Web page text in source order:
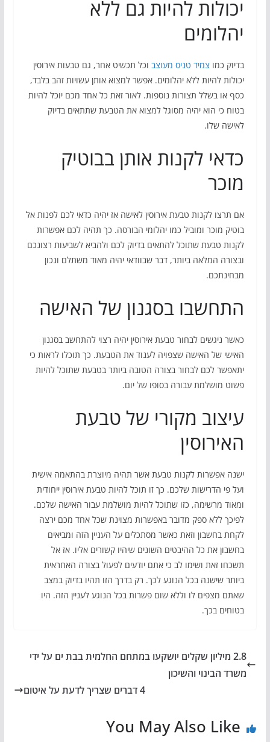
יכולות להיות גם ללא
יהלומים
בדיוק כמו צמיד טניס מעוצבוכל תכשיט אחר, גם טבעות אירוסין
יכולות להיות ללא יהלומים. אפשר למצוא אותן עשויות זהב בלבד,
כסף או בשלל תצורות נוספות. לאור זאת כל אחד מכם יוכל להיות
בטוח כי הוא יהיה מסוגל למצוא את הטבעת שתתאים בדיוק
לאישה שלו.
כדאי לקנות אותן בבוטיק
מוכר
אם תרצו לקנות טבעת אירוסין לאישה אז יהיה כדאי לכם לפנות אל
בוטיק מוכר ומוביל כמו יהלומי הבורסה. כך תהיה לכם אפשרות
לקנות טבעת שתוכל להתאים בדיוק לכם ולהביא לשביעות רצונכם
ובצורה המלאה ביותר, דבר שבוודאי יהיה מאוד משתלם ונכון
מבחינתכם.
התחשבו בסגנון של האישה
כאשר ניגשים לבחור טבעת אירוסין יהיה רצוי להתחשב בסגנון
האישי של האישה שצפויה לענוד את הטבעת. כך תוכלו לראות כי
יתאפשר לכם לבחור בצורה הטובה ביותר בטבעת שתוכל להיות
פשוט מושלמת עבורה בסופו של יום.
עיצוב מקורי של טבעת
האירוסין
ישנה אפשרות לקנות טבעת אשר תהיה מיוצרת בהתאמה אישית
ועל פי הדרישות שלכם. כך זו תוכל להיות טבעת אירוסין ייחודית
ומאוד מרשימה, כזו שתוכל להיות מושלמת עבור האישה שלכם.
לפיכך ללא ספק מדובר באפשרות מצוינת שכל אחד מכם ירצה
לקחת בחשבון וזאת כאשר מסתכלים על העניין הזה ומביאים
בחשבון את כל ההיבטים השונים שיהיו קשורים אליו. אז אל
תשכחו זאת ושימו לב כי אתם יודעים לפעול בצורה האחראית
ביותר שישנה בכל הנוגע לכך. רק בדרך הזו תהיו בדיוק במצב
שאתם מצפים לו וללא שום פשרות בכל הנוגע לעניין הזה. היו
בטוחים בכך.
2.8 מיליון שקלים יושקעו במתחם החלמית בבת ים על ידי
משרד הבינוי והשיכון
4 דברים שצריך לדעת על איטום
You May Also Like